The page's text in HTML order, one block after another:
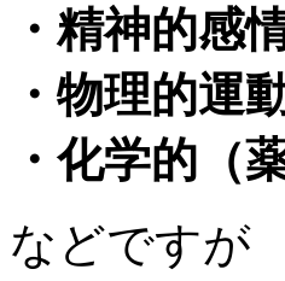
・精神的感
・物理的運
・化学的（
などですが